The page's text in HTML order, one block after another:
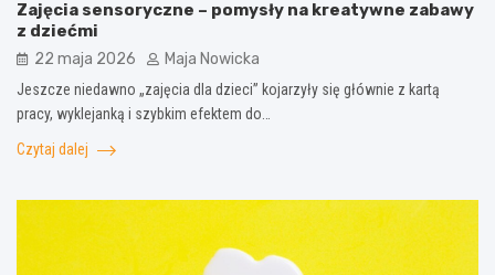
Zajęcia sensoryczne – pomysły na kreatywne zabawy
z dziećmi
22 maja 2026 Maja Nowicka
Jeszcze niedawno „zajęcia dla dzieci” kojarzyły się głównie z kartą
pracy, wyklejanką i szybkim efektem do…
Czytaj dalej